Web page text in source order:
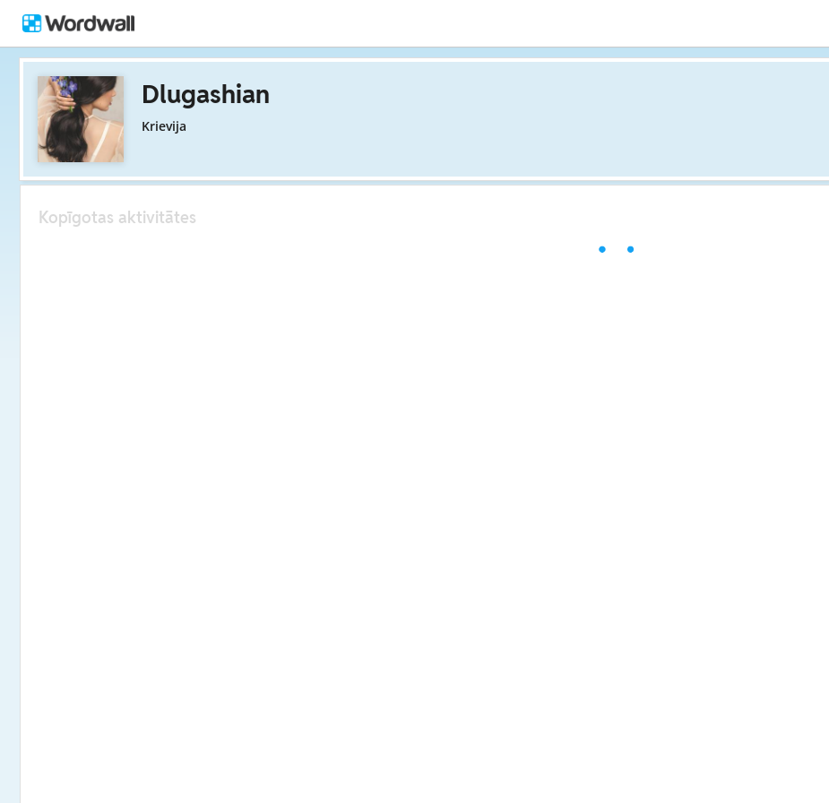
Dlugashian
Krievija
Kopīgotas aktivitātes